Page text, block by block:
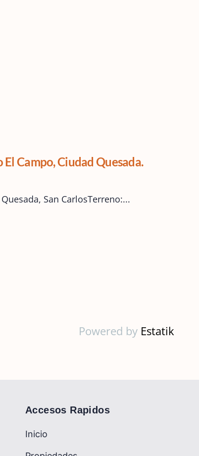
Campo, Ciudad Quesada.
San CarlosTerreno:...
Powered by Estatik
Accesos Rapidos
Inicio